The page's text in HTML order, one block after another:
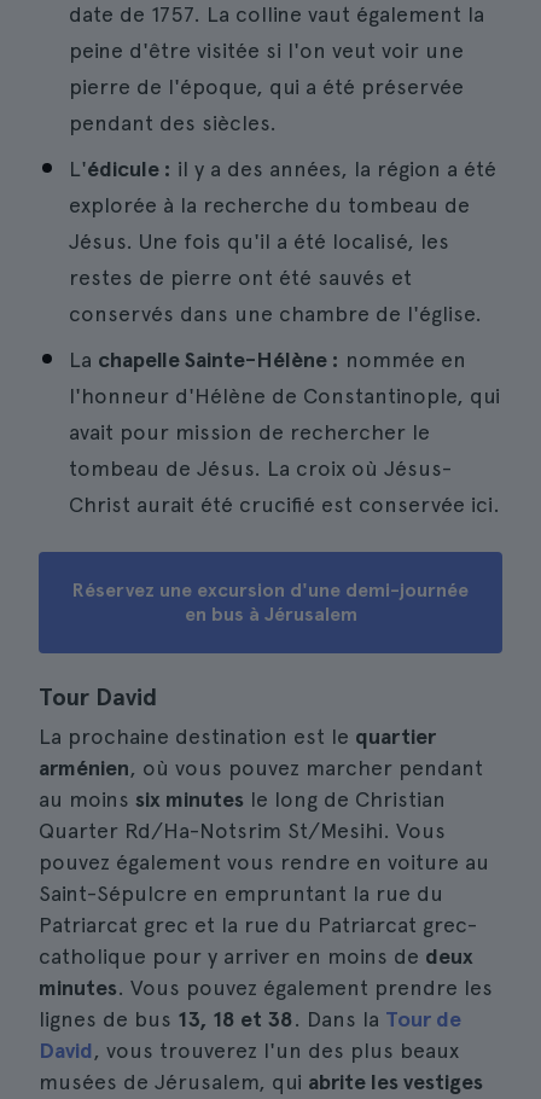
date de 1757. La colline vaut également la
peine d'être visitée si l'on veut voir une
pierre de l'époque, qui a été préservée
pendant des siècles.
L'édicule : il y a des années, la région a été
explorée à la recherche du tombeau de
Jésus. Une fois qu'il a été localisé, les
restes de pierre ont été sauvés et
conservés dans une chambre de l'église.
La chapelle Sainte-Hélène : nommée en
l'honneur d'Hélène de Constantinople, qui
avait pour mission de rechercher le
tombeau de Jésus. La croix où Jésus-
Christ aurait été crucifié est conservée ici.
Réservez une excursion d'une demi-journée
en bus à Jérusalem
Tour David
La prochaine destination est le quartier
arménien, où vous pouvez marcher pendant
au moins six minutes le long de Christian
Quarter Rd/Ha-Notsrim St/Mesihi. Vous
pouvez également vous rendre en voiture au
Saint-Sépulcre en empruntant la rue du
Patriarcat grec et la rue du Patriarcat grec-
catholique pour y arriver en moins de deux
minutes. Vous pouvez également prendre les
lignes de bus 13, 18 et 38. Dans la Tour de
David, vous trouverez l'un des plus beaux
musées de Jérusalem, qui abrite les vestiges